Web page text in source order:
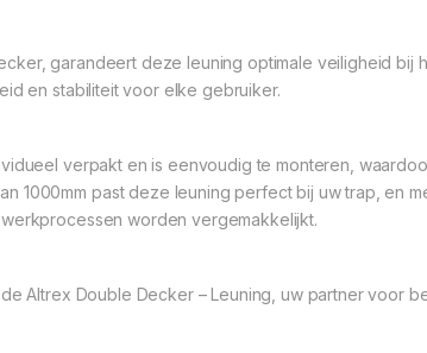
garandeert deze leuning optimale veiligheid
en stabiliteit voor elke gebruiker.
verpakt en is eenvoudig te monteren,
1000mm past deze leuning perfect bij uw trap, en
worden vergemakkelijkt.
Altrex Double Decker – Leuning, uw partner voor